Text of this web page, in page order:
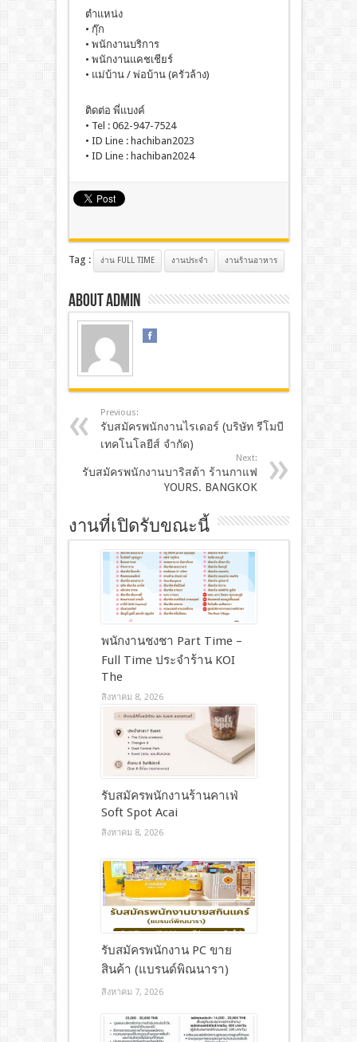
ตำแหน่ง
• กุ๊ก
• พนักงานบริการ
• พนักงานแคชเชียร์
• แม่บ้าน / พ่อบ้าน (ครัวล้าง)
ติดต่อ พี่แบงค์
• Tel : 062-947-7524
• ID Line : hachiban2023
• ID Line : hachiban2024
Tag : ง่าน FULL TIME งานประจํา งานร้านอาหาร
About admin
Previous:
รับสมัครพนักงานไรเดอร์ (บริษัท รีโมบี
เทคโนโลยีส์ จํากัด)
Next:
รับสมัครพนักงานบาริสต้า ร้านกาแฟ
YOURS. BANGKOK
งานที่เปิดรับขณะนี้
พนักงานชงชา Part Time –
Full Time ประจำร้าน KOI
The
สิงหาคม 8, 2026
รับสมัครพนักงานร้านคาเฟ่
Soft Spot Acai
สิงหาคม 8, 2026
รับสมัครพนักงาน PC ขาย
สินค้า (แบรนด์พิณนารา)
สิงหาคม 7, 2026